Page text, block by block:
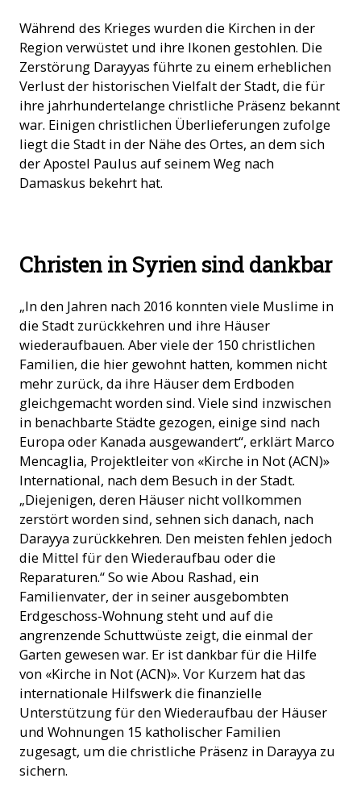
Während des Krieges wurden die Kirchen in der
Region verwüstet und ihre Ikonen gestohlen. Die
Zerstörung Darayyas führte zu einem erheblichen
Verlust der historischen Vielfalt der Stadt, die für
ihre jahrhundertelange christliche Präsenz bekannt
war. Einigen christlichen Überlieferungen zufolge
liegt die Stadt in der Nähe des Ortes, an dem sich
der Apostel Paulus auf seinem Weg nach
Damaskus bekehrt hat.
Not (ACN)»)
Christen in Syrien sind dankbar
„In den Jahren nach 2016 konnten viele Muslime in
die Stadt zurückkehren und ihre Häuser
wiederaufbauen. Aber viele der 150 christlichen
Familien, die hier gewohnt hatten, kommen nicht
mehr zurück, da ihre Häuser dem Erdboden
gleichgemacht worden sind. Viele sind inzwischen
in benachbarte Städte gezogen, einige sind nach
Europa oder Kanada ausgewandert“, erklärt Marco
Mencaglia, Projektleiter von «Kirche in Not (ACN)»
International, nach dem Besuch in der Stadt.
„Diejenigen, deren Häuser nicht vollkommen
zerstört worden sind, sehnen sich danach, nach
Darayya zurückkehren. Den meisten fehlen jedoch
die Mittel für den Wiederaufbau oder die
Reparaturen.“ So wie Abou Rashad, ein
Familienvater, der in seiner ausgebombten
Erdgeschoss-Wohnung steht und auf die
angrenzende Schuttwüste zeigt, die einmal der
Garten gewesen war. Er ist dankbar für die Hilfe
von «Kirche in Not (ACN)». Vor Kurzem hat das
internationale Hilfswerk die finanzielle
Unterstützung für den Wiederaufbau der Häuser
und Wohnungen 15 katholischer Familien
zugesagt, um die christliche Präsenz in Darayya zu
sichern.